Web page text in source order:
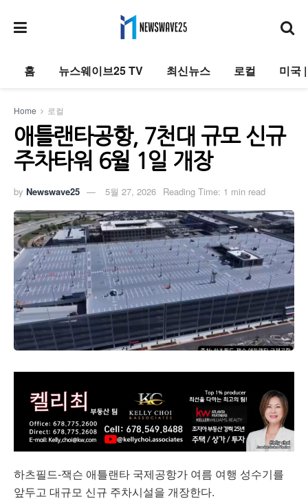
홈 뉴스웨이브25 TV 최신뉴스 로컬 미국
Home 로컬
애틀랜타공항, 7천대 규모 신규
주차타워 6월 1일 개장
by Newswave25 5월 27, 2026 Reading Time: 1 min read
하츠필드-잭슨 애틀랜타 국제공항가 여름 여행 성수기를
앞두고 대규모 신규 주차시설을 개장한다.